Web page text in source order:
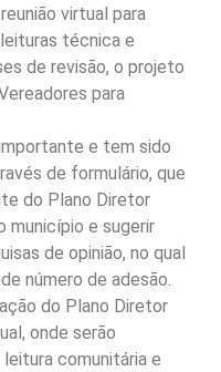
virtual para
técnica e
de revisão, o projeto
para
e tem sido
de formulário, que
do Plano Diretor
município e sugerir
de opinião, no qual
número de adesão.
do Plano Diretor
onde serão
comunitária e